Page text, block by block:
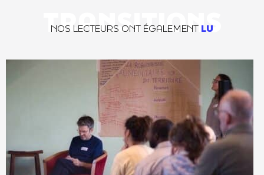
TRANSITIONS
NOS LECTEURS ONT ÉGALEMENT LU